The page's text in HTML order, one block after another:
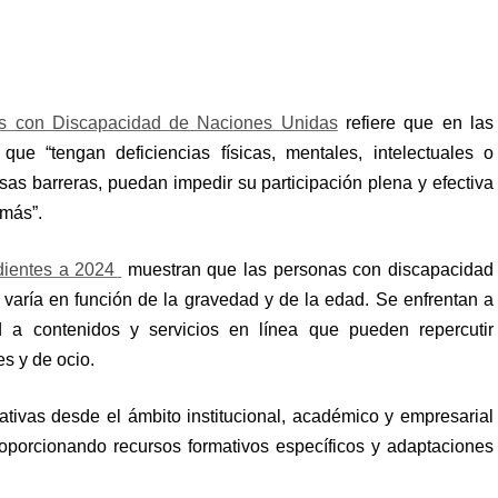
con Discapacidad de Naciones Unidasrefiere que en las
“tengan deficiencias físicas, mentales, intelectuales o
barreras, puedan impedir su participación plena y efectiva
a 2024
muestran que las personas con discapacidad
en función de la gravedad y de la edad. Se enfrentan a
a contenidos y servicios en línea que pueden repercutir
y de ocio.
desde el ámbito institucional, académico y empresarial
recursos formativos específicos y adaptaciones